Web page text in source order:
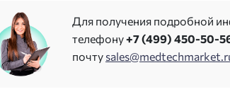
Для получения подробной
телефону+7 (499) 450-50-
почту